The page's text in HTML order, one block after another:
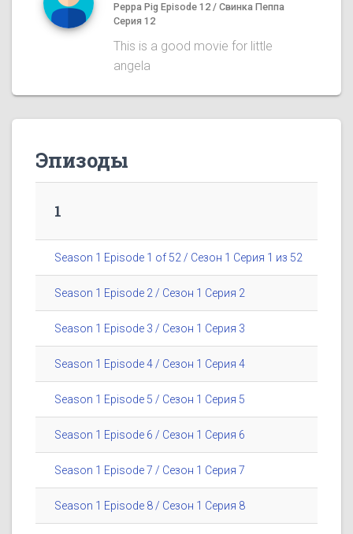
Peppa Pig Episode 12 / Свинка Пеппа
Серия 12
This is a good movie for little
angela
Эпизоды
1
Season 1 Episode 1 of 52 / Сезон 1 Серия 1 из 52
Season 1 Episode 2 / Сезон 1 Серия 2
Season 1 Episode 3 / Сезон 1 Серия 3
Season 1 Episode 4 / Сезон 1 Серия 4
Season 1 Episode 5 / Сезон 1 Серия 5
Season 1 Episode 6 / Сезон 1 Серия 6
Season 1 Episode 7 / Сезон 1 Серия 7
Season 1 Episode 8 / Сезон 1 Серия 8